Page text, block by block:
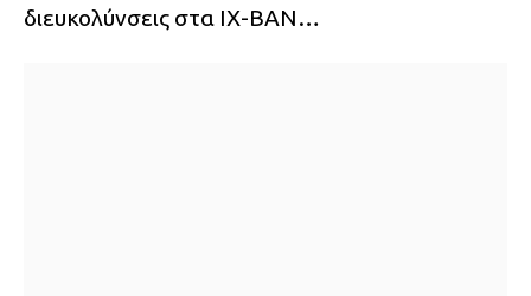
διευκολύνσεις στα ΙΧ-ΒΑΝ…